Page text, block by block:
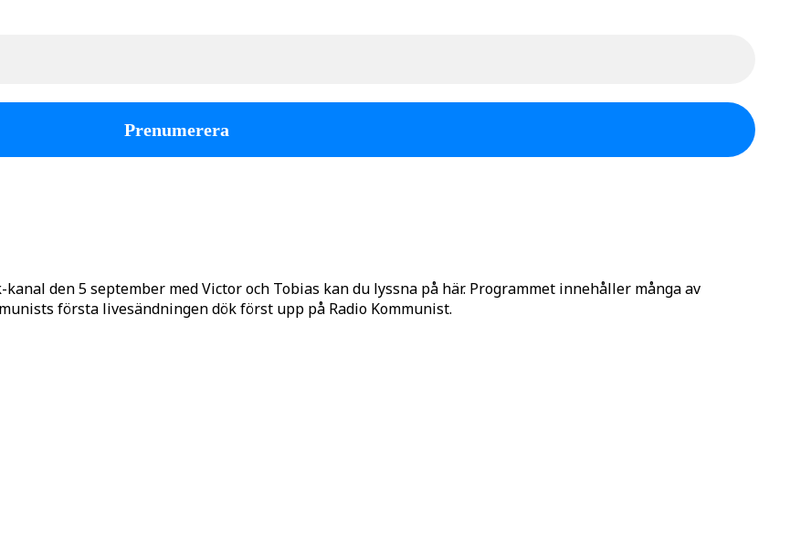
den 5 september med Victor och Tobias kan du lyssna på här. Programmet innehåller många av
första livesändningen dök först upp på Radio Kommunist.